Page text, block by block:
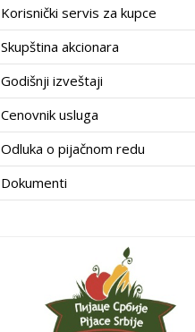
Korisnički servis za kupce
Skupština akcionara
Godišnji izveštaji
Cenovnik usluga
Odluka o pijačnom redu
Dokumenti